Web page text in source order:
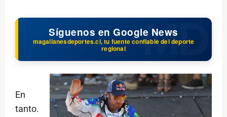
Síguenos en Google News
magallanesdeportes.cl, tu fuente confiable del deporte
regional
En
tanto.